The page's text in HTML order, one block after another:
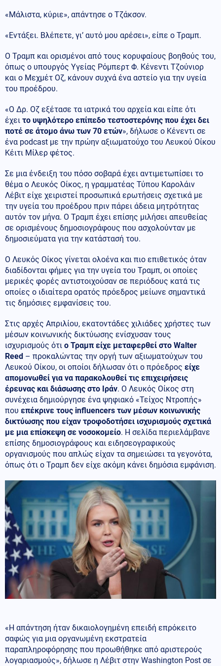
«Μάλιστα, κύριε», απάντησε ο Τζάκσον.
«Εντάξει. Βλέπετε, γι’ αυτό μου αρέσει», είπε ο Τραμπ.
Ο Τραμπ και ορισμένοι από τους κορυφαίους βοηθούς του,
όπως ο υπουργός Υγείας Ρόμπερτ Φ. Κένεντι Τζούνιορ
και ο Μεχμέτ Οζ, κάνουν συχνά ένα αστείο για την υγεία
του προέδρου.
«Ο Δρ. Οζ εξέτασε τα ιατρικά του αρχεία και είπε ότι
έχει το υψηλότερο επίπεδο τεστοστερόνης που έχει δει
ποτέ σε άτομο άνω των 70 ετών», δήλωσε ο Κένεντι σε
ένα podcast με την πρώην αξιωματούχο του Λευκού Οίκου
Κέιτι Μίλερ φέτος.
Σε μια ένδειξη του πόσο σοβαρά έχει αντιμετωπίσει το
θέμα ο Λευκός Οίκος, η γραμματέας Τύπου Καρολάιν
Λέβιτ είχε χειριστεί προσωπικά ερωτήσεις σχετικά με
την υγεία του προέδρου πριν πάρει άδεια μητρότητας
αυτόν τον μήνα. Ο Τραμπ έχει επίσης μιλήσει απευθείας
σε ορισμένους δημοσιογράφους που ασχολούνταν με
δημοσιεύματα για την κατάστασή του.
Ο Λευκός Οίκος γίνεται ολοένα και πιο επιθετικός όταν
διαδίδονται φήμες για την υγεία του Τραμπ, οι οποίες
μερικές φορές αντιστοιχούσαν σε περιόδους κατά τις
οποίες ο ιδιαίτερα ορατός πρόεδρος μείωνε σημαντικά
τις δημόσιες εμφανίσεις του.
Στις αρχές Απριλίου, εκατοντάδες χιλιάδες χρήστες των
μέσων κοινωνικής δικτύωσης ενίσχυσαν τους
ισχυρισμούς ότι ο Τραμπ είχε μεταφερθεί στο Walter
Reed – προκαλώντας την οργή των αξιωματούχων του
Λευκού Οίκου, οι οποίοι δήλωσαν ότι ο πρόεδρος είχε
απομονωθεί για να παρακολουθεί τις επιχειρήσεις
έρευνας και διάσωσης στο Ιράν. Ο Λευκός Οίκος στη
συνέχεια δημιούργησε ένα ψηφιακό «Τείχος Ντροπής»
που επέκρινε τους influencers των μέσων κοινωνικής
δικτύωσης που είχαν τροφοδοτήσει ισχυρισμούς σχετικά
με μια επίσκεψη σε νοσοκομείο. Η σελίδα περιελάμβανε
επίσης δημοσιογράφους και ειδησεογραφικούς
οργανισμούς που απλώς είχαν τα σημειώσει τα γεγονότα,
όπως ότι ο Τραμπ δεν είχε ακόμη κάνει δημόσια εμφάνιση.
«Η απάντηση ήταν δικαιολογημένη επειδή επρόκειτο
σαφώς για μια οργανωμένη εκστρατεία
παραπληροφόρησης που προωθήθηκε από αριστερούς
λογαριασμούς», δήλωσε η Λέβιτ στην Washington Post σε